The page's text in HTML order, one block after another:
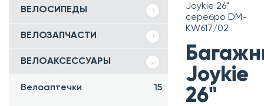
ВЕЛОСИПЕДЫ
ВЕЛОЗАПЧАСТИ
ВЕЛОАКСЕССУАРЫ
Велоаптечки 15
Joykie 26"
серебро DM-
KW617/02
Joykie
26"